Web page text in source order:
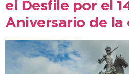
el Desfile por el
Aniversario de la